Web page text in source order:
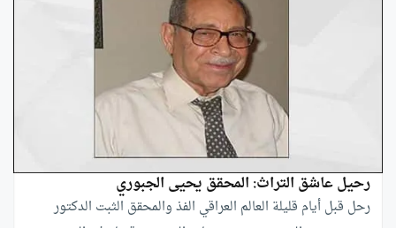
رحيل عاشق التراث: المحقق يحيى الجبوري
رحل قبل أيام قليلة العالم العراقي الفذ والمحقق الثبت الدكتور